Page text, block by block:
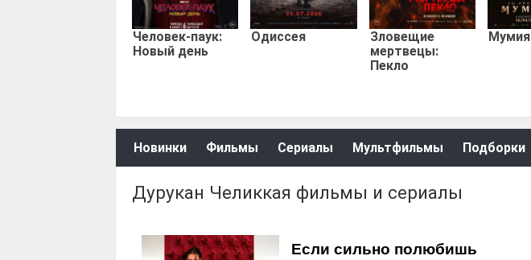
Человек-паук:
Новый день
Одиссея
Зловещие
мертвецы:
Пекло
Мумия
Новинки Фильмы Сериалы Мультфильмы Подборки
Дурукан Челиккая фильмы и сериалы
Если сильно полюбишь